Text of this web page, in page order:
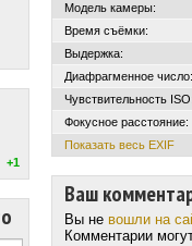
+1
Модель камеры:
Время съёмки:
Выдержка:
Диафрагменное число:
Чувствительность ISO:
Фокусное расстояние:
Показать весь EXIF
Ваш
Вы не вошли на
Комментарии